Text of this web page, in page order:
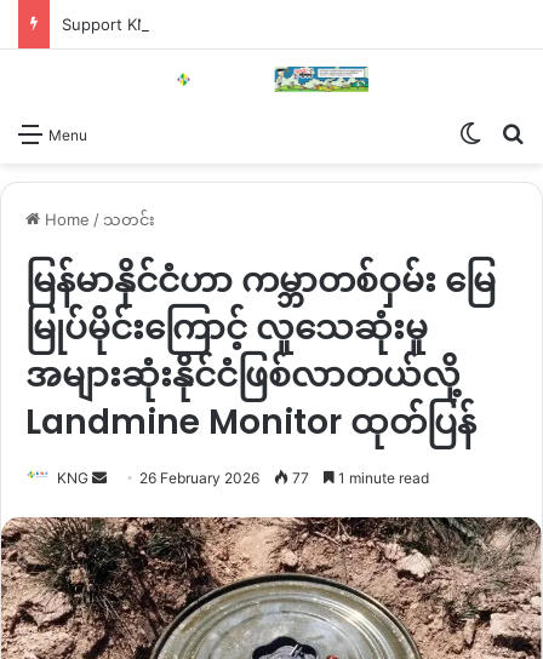
Support KNG
Menu
Home / သတင်း
မြန်မာနိုင်ငံဟာ ကမ္ဘာတစ်ဝှမ်း မြေ
မြုပ်မိုင်းကြောင့် လူသေဆုံးမှု
အများဆုံးနိုင်ငံဖြစ်လာတယ်လို့
Landmine Monitor ထုတ်ပြန်
KNG
Send
email
26 February 2026 77 1 minute read